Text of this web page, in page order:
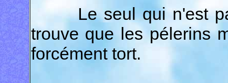
Le seul qui n'est
trouve que les pélerins
forcément tort.